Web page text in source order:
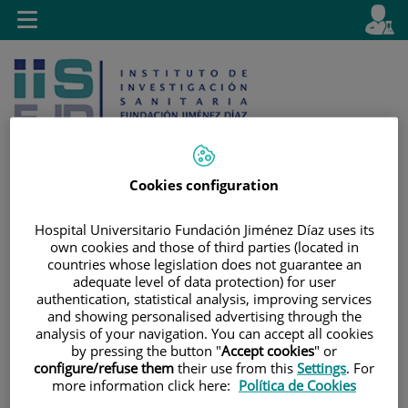
Saltar al contenido
contenido
Selector
activo
es
Buscar
Toggle
navigation
Cookies configuration
Hospital Universitario Fundación Jiménez Díaz uses its
own cookies and those of third parties (located in
countries whose legislation does not guarantee an
adequate level of data protection) for user
authentication, statistical analysis, improving services
and showing personalised advertising through the
analysis of your navigation. You can accept all cookies
by pressing the button "Accept cookies" or
configure/refuse them their use from this Settings. For
more information click here: Política de Cookies